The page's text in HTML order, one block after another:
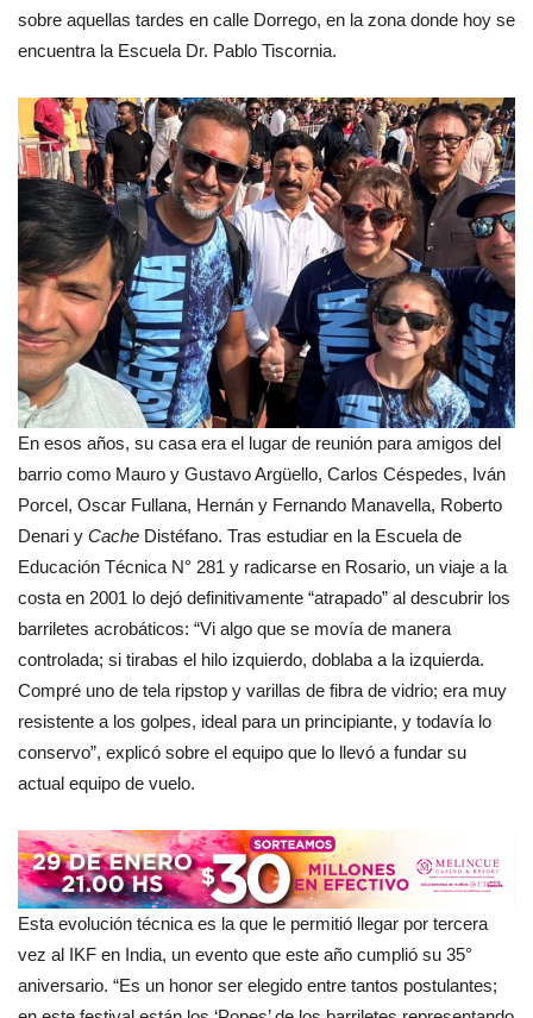
sobre aquellas tardes en calle Dorrego, en la zona donde hoy se
encuentra la Escuela Dr. Pablo Tiscornia.
En esos años, su casa era el lugar de reunión para amigos del
barrio como Mauro y Gustavo Argüello, Carlos Céspedes, Iván
Porcel, Oscar Fullana, Hernán y Fernando Manavella, Roberto
Denari y Cache Distéfano. Tras estudiar en la Escuela de
Educación Técnica N° 281 y radicarse en Rosario, un viaje a la
costa en 2001 lo dejó definitivamente “atrapado” al descubrir los
barriletes acrobáticos: “Vi algo que se movía de manera
controlada; si tirabas el hilo izquierdo, doblaba a la izquierda.
Compré uno de tela ripstop y varillas de fibra de vidrio; era muy
resistente a los golpes, ideal para un principiante, y todavía lo
conservo”, explicó sobre el equipo que lo llevó a fundar su
actual equipo de vuelo.
Esta evolución técnica es la que le permitió llegar por tercera
vez al IKF en India, un evento que este año cumplió su 35°
aniversario. “Es un honor ser elegido entre tantos postulantes;